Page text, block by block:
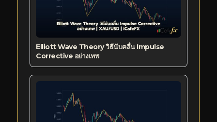
Elliott Wave Theory วิธีนับคลื่น Impulse
Corrective อย่างเทพ